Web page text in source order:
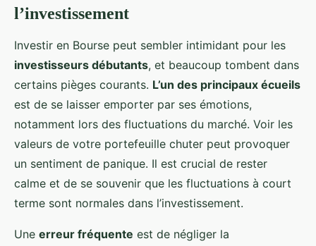
l’investissement
Investir en Bourse peut sembler intimidant pour les
investisseurs débutants, et beaucoup tombent dans
certains pièges courants. L’un des principaux écueils
est de se laisser emporter par ses émotions,
notamment lors des fluctuations du marché. Voir les
valeurs de votre portefeuille chuter peut provoquer
un sentiment de panique. Il est crucial de rester
calme et de se souvenir que les fluctuations à court
terme sont normales dans l’investissement.
Une erreur fréquente est de négliger la